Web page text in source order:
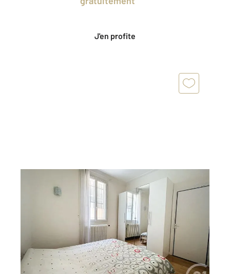
J'en profite
LEVALLOIS PERRET 92
, 3 pièces
Appartement F3 à vendre
350 000 €
TROIS PIÈCES TRAVERSANT À LA LISIÈRE DE